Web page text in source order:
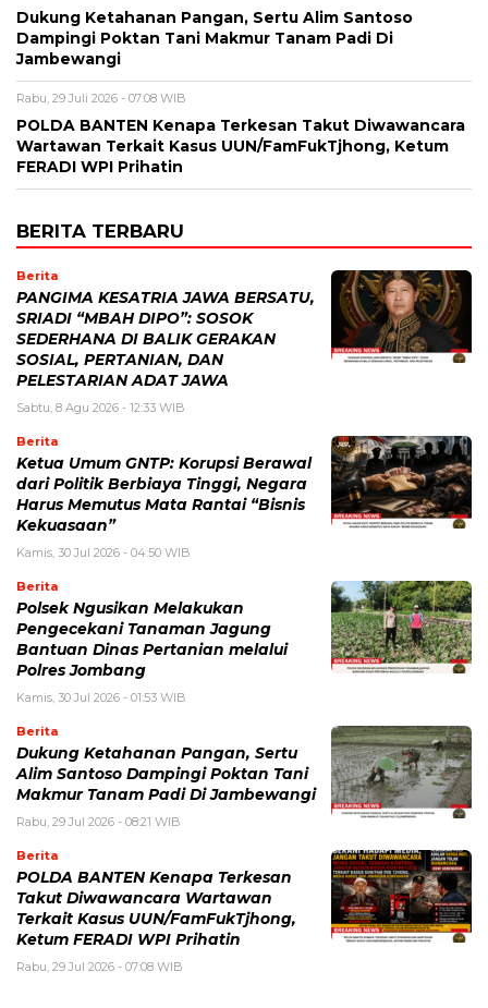
Dukung Ketahanan Pangan, Sertu Alim Santoso
Dampingi Poktan Tani Makmur Tanam Padi Di
Jambewangi
Rabu, 29 Juli 2026 - 07:08 WIB
POLDA BANTEN Kenapa Terkesan Takut Diwawancara
Wartawan Terkait Kasus UUN/FamFukTjhong, Ketum
FERADI WPI Prihatin
BERITA TERBARU
Berita
PANGIMA KESATRIA JAWA BERSATU,
SRIADI “MBAH DIPO”: SOSOK
SEDERHANA DI BALIK GERAKAN
SOSIAL, PERTANIAN, DAN
PELESTARIAN ADAT JAWA
Sabtu, 8 Agu 2026 - 12:33 WIB
Berita
Ketua Umum GNTP: Korupsi Berawal
dari Politik Berbiaya Tinggi, Negara
Harus Memutus Mata Rantai “Bisnis
Kekuasaan”
Kamis, 30 Jul 2026 - 04:50 WIB
Berita
Polsek Ngusikan Melakukan
Pengecekani Tanaman Jagung
Bantuan Dinas Pertanian melalui
Polres Jombang
Kamis, 30 Jul 2026 - 01:53 WIB
Berita
Dukung Ketahanan Pangan, Sertu
Alim Santoso Dampingi Poktan Tani
Makmur Tanam Padi Di Jambewangi
Rabu, 29 Jul 2026 - 08:21 WIB
Berita
POLDA BANTEN Kenapa Terkesan
Takut Diwawancara Wartawan
Terkait Kasus UUN/FamFukTjhong,
Ketum FERADI WPI Prihatin
Rabu, 29 Jul 2026 - 07:08 WIB